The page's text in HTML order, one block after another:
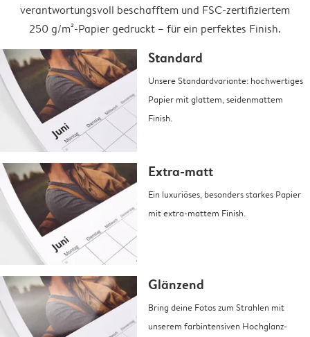
verantwortungsvoll beschafftem und FSC-zertifiziertem
250 g/m²-Papier gedruckt – für ein perfektes Finish.
Standard
Unsere Standardvariante: hochwertiges
Papier mit glattem, seidenmattem
Finish.
Extra-matt
Ein luxuriöses, besonders starkes Papier
mit extra-mattem Finish.
Glänzend
Bring deine Fotos zum Strahlen mit
unserem farbintensiven Hochglanz-